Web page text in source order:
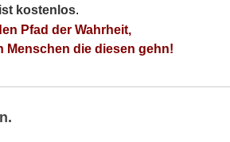
kostenlos.
Pfad der Wahrheit,
Menschen die diesen gehn!